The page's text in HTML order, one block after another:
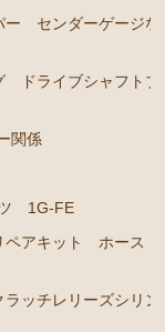
クラッチレリ
ト など）
など）
センダーゲージな
ドライブシャフトブ
関係
ツ 1G-FE
ペアキット ホース
ッチレリーズシリン